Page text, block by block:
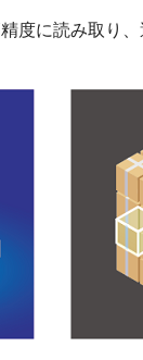
に読み取り